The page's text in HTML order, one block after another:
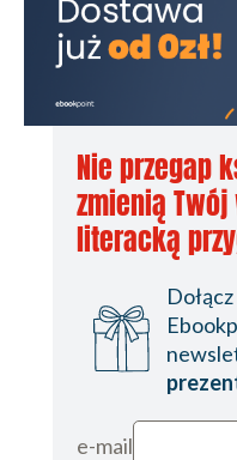
Nie przegap
zmienią
literacką
e-mail